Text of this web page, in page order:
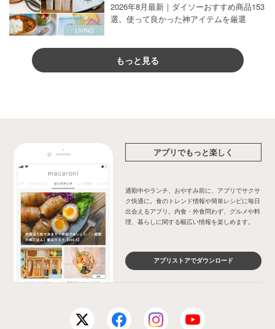
2026年8月最新｜ダイソーおすすめ商品153
選。使って良かった神アイテムを厳選
もっと見る
アプリでもっと楽しく
通勤中やランチ、おやすみ前に、アプリでサクサ
ク快適に。食のトレンド情報や簡単レシピに毎日
出会えるアプリ。内食・外食問わず、グルメや料
理、暮らしに関する幅広い情報を楽しめます。
アプリストアでダウンロード